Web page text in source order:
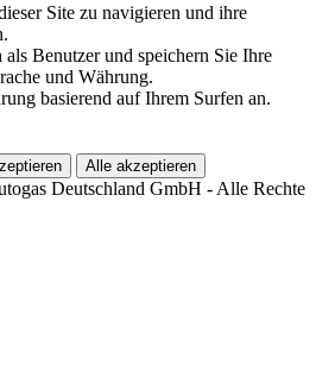
Site zu navigieren und ihre
Benutzer und speichern Sie Ihre
und Währung.
basierend auf Ihrem Surfen an.
Alle akzeptieren
Deutschland GmbH - Alle Rechte